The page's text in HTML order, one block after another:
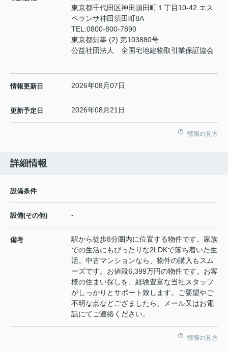
東京都千代田区神田須田町１丁目10-42 エス
ペランサ神田須田町8A
TEL:0800-800-7890
東京都知事 (2) 第103880号
公益社団法人 全国宅地建物取引業保証協会
情報更新日 2026年08月07日
更新予定日 2026年08月21日
情報の見方
詳細情報
設備条件
設備(その他) -
備考
駅から徒歩8分圏内に位置する物件です。家族
での生活にもぴったりな2LDKで落ち着いた生
活。中古マンションなら、物件の購入もスム
ーズです。お値段6,399万円の物件です。お客
様の住まい探しを、経験豊富な当社スタッフ
がしっかりとサポート致します。ご要望やご
不明な点などござましたら、メール又はお電
話にてご連絡ください。
情報の見方